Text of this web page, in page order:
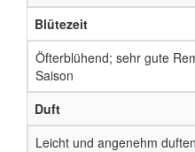
Blütezeit
Öfterblühend; sehr gute
Saison
Duft
Leicht und angenehm